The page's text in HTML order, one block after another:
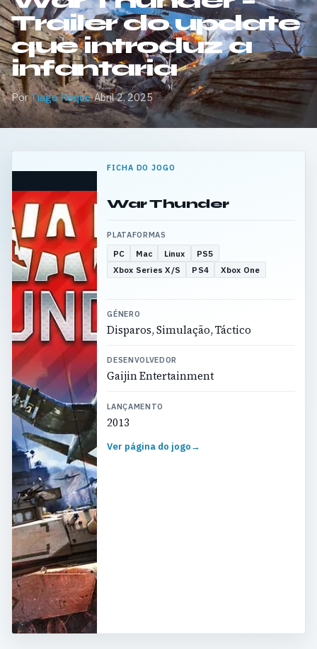
Trailer do update
que introduz a
infantaria
PorTiago Roque·Abril 2, 2025
FICHA DO JOGO
War Thunder
PLATAFORMAS
PC Mac Linux
PS5
Xbox Series X/S
PS4 Xbox One
GÉNERO
Disparos, Simulação, Táctico
DESENVOLVEDOR
Gaijin Entertainment
LANÇAMENTO
2013
Ver página do jogo→